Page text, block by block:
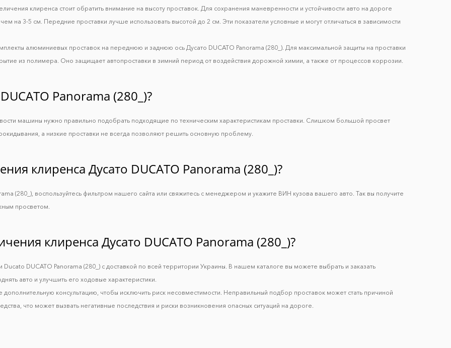
клиренса стоит обратить внимание на высоту проставок. Для сохранения маневренности и устойчивости авто на дороге
на 3-5 см. Передние проставки лучше использовать высотой до 2 см. Эти показатели условные и могут отличаться в зависимости
алюминиевых проставок на переднюю и заднюю ось Дуcато DUCATO Panorama (280_). Для максимальной защиты на проставки
из полимера. Оно защищает автопроставки в зимний период от воздействия дорожной химии, а также от процессов коррозии.
Panorama (280_)?
машины нужно правильно подобрать подходящие по техническим характеристикам проставки. Слишком большой просвет
а низкие проставки не всегда позволяют решить основную проблему.
клиренса Дуcато DUCATO Panorama (280_)?
(280_), воспользуйтесь фильтром нашего сайта или свяжитесь с менеджером и укажите ВИН кузова вашего авто. Так вы получите
просветом.
клиренса Дуcато DUCATO Panorama (280_)?
DUCATO Panorama (280_) с доставкой по всей территории Украины. В нашем каталоге вы можете выбрать и заказать
авто и улучшить его ходовые характеристики.
консультацию, чтобы исключить риск несовместимости. Неправильный подбор проставок может стать причиной
что может вызвать негативные последствия и риски возникновения опасных ситуаций на дороге.